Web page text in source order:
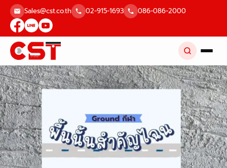
Skip
content
Sales@cst.co.th 02-915-1693 086-086-2000